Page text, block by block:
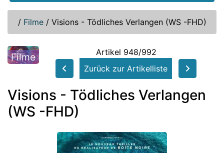
/ Filme / Visions - Tödliches Verlangen (WS -FHD)
Filme
Artikel 948/992
Zurück zur Artikelliste
Visions - Tödliches Verlangen
(WS -FHD)